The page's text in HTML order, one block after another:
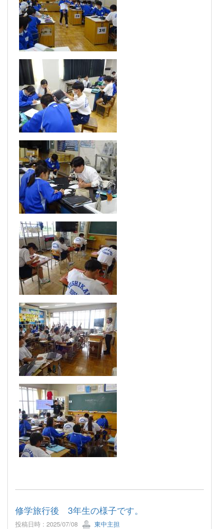
修学旅行後 3年生の様子です。
投稿日時 : 2025/07/08 東中主担